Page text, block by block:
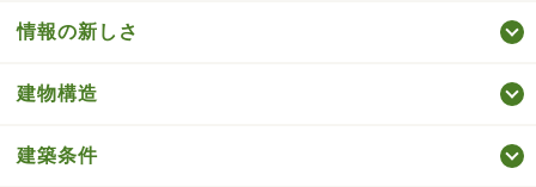
情報の新しさ
建物構造
建築条件